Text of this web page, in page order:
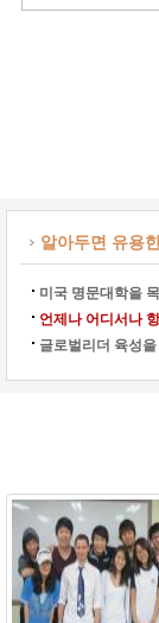
알아두면 유용
미국 명문대학을
언제나 어디서나
글로벌리더 육성